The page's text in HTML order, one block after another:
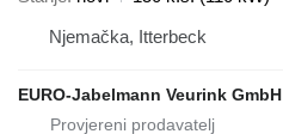
Njemačka, Itterbeck
EURO-Jabelmann Veurink GmbH